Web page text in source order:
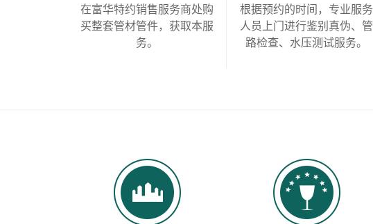
在富华特约销售服务商处购
买整套管材管件，获取本服
务。
根据预约的时间，专业服务
人员上门进行鉴别真伪、管
路检查、水压测试服务。